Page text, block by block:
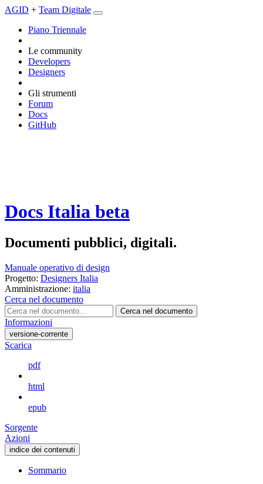
AGID + Team Digitale
Piano Triennale
Le community
Developers
Designers
Gli strumenti
Forum
Docs
GitHub
Docs Italia beta
Documenti pubblici, digitali.
Manuale operativo di design
Progetto: Designers Italia
Amministrazione: italia
Cerca nel documento
Cerca nel documento
Informazioni
versione-corrente
Scarica
pdf
html
epub
Sorgente
Azioni
indice dei contenuti
Sommario